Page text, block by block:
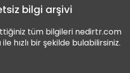
bilgi arşivi
tüm bilgileri nedirtr.com
hızlı bir şekilde bulabilirsiniz.